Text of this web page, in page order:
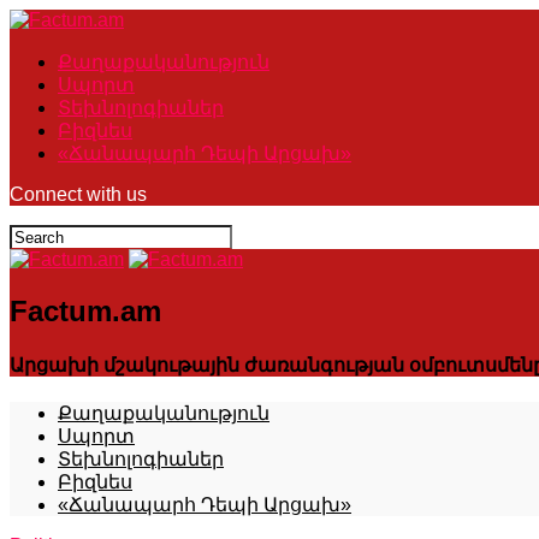
Քաղաքականություն
Սպորտ
Տեխնոլոգիաներ
Բիզնես
«Ճանապարհ Դեպի Արցախ»
Connect with us
Factum.am
Արցախի մշակութային ժառանգության
Քաղաքականություն
Սպորտ
Տեխնոլոգիաներ
Բիզնես
«Ճանապարհ Դեպի Արցախ»